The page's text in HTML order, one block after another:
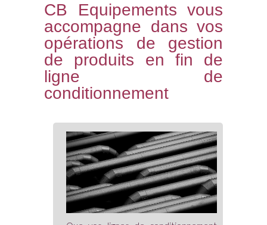
CB Equipements vous
accompagne dans vos
opérations de gestion
de produits en fin de
ligne de
conditionnement